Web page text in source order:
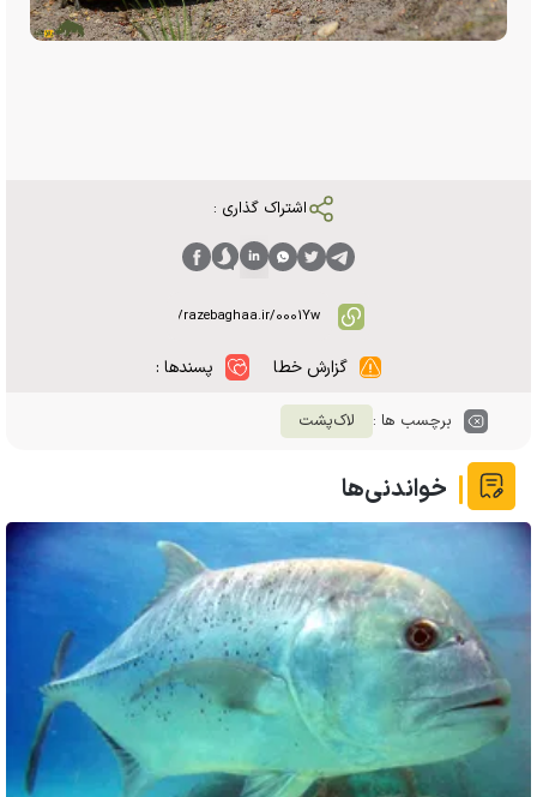
اشتراک گذاری :
گزارش خطا پسندها :
برچسب ها : لاک‌پشت
خواندنی‌ها